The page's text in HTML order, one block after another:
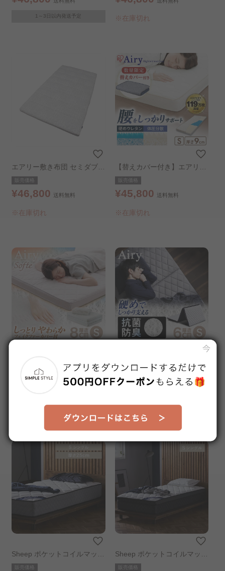
1～3日以内発送予定 ※在庫切れ
エアリー敷き布団 セミダブル
グレー
販売価格
¥46,800 送料無料
※在庫切れ
【替えカバー付き】エアリー
ハイブリッドマットレス セ
ンターフィット HBC90S-C
販売価格
¥45,800 送料無料
※在庫切れ
エアリーマットレス Softe A
MSF80-S
販売価格
¥43,800
1～3日以内発送予定
AMEN60-S
¥42,800
1週間以内発送予定
Sheep ポケットコイルマット
レス 極厚25cm ホワイト シ
販売価格
Sheep ポケットコイルマット
レス 超極厚 30cm 硬め ホワ
販売価格